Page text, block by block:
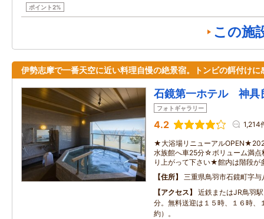
ポイント2%
この施
伊勢志摩で一番天空に近い料理自慢の絶景宿。トンビの餌付けに
石鏡第一ホテル 神具
フォトギャラリー
4.2 1,214
★大浴場リニューアル
水族館へ車25分☆ボリューム満
り上がって下さい★館内は階段
住所
三重県鳥羽市石鏡町字
アクセス
近鉄またはJR鳥羽
分。無料送迎は１５時、１６時、
約）。